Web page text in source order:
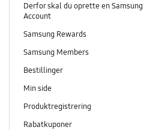
Derfor skal du oprette en Samsung
Account
Samsung Rewards
Samsung Members
Bestillinger
Min side
Produktregistrering
Rabatkuponer